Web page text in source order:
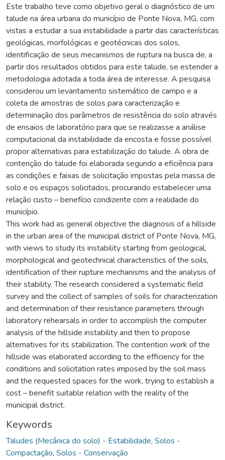
Este trabalho teve como objetivo geral o diagnóstico de um
talude na área urbana do município de Ponte Nova, MG, com
vistas a estudar a sua instabilidade a partir das características
geológicas, morfológicas e geotécnicas dos solos,
identificação de seus mecanismos de ruptura na busca de, a
partir dos resultados obtidos para este talude, se estender a
metodologia adotada a toda área de interesse. A pesquisa
considerou um levantamento sistemático de campo e a
coleta de amostras de solos para caracterização e
determinação dos parâmetros de resistência do solo através
de ensaios de laboratório para que se realizasse a análise
computacional da instabilidade da encosta e fosse possível
propor alternativas para estabilização do talude. A obra de
contenção do talude foi elaborada segundo a eficiência para
as condições e faixas de solicitação impostas pela massa de
solo e os espaços solicitados, procurando estabelecer uma
relação custo – benefício condizente com a realidade do
município.
This work had as general objective the diagnosis of a hillside
in the urban area of the municipal district of Ponte Nova, MG,
with views to study its instability starting from geological,
morphological and geotechnical characteristics of the soils,
identification of their rupture mechanisms and the analysis of
their stability. The research considered a systematic field
survey and the collect of samples of soils for characterization
and determination of their resistance parameters through
laboratory rehearsals in order to accomplish the computer
analysis of the hillside instability and then to propose
alternatives for its stabilization. The contention work of the
hillside was elaborated according to the efficiency for the
conditions and solicitation rates imposed by the soil mass
and the requested spaces for the work, trying to establish a
cost – benefit suitable relation with the reality of the
municipal district.
Keywords
Taludes (Mecânica do solo) - Estabilidade, Solos -
Compactação, Solos - Conservação